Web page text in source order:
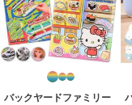
バックヤードファミリー